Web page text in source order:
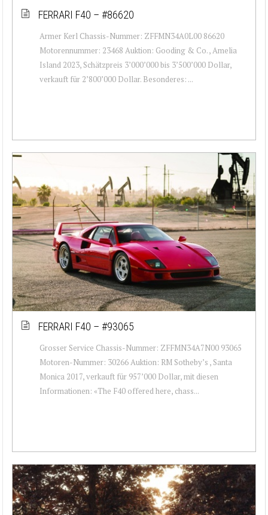
FERRARI F40 – #86620
Armer Kerl Chassis-Nummer: ZFFMN34A0L00 86620
Motorennummer: 23468 Auktion: Gooding & Co. , Amelia
Island 2023, Schätzpreis 3’000’000 bis 3’500’000 Dollar,
verkauft für 2’800’000 Dollar. Besonderes: ...
FERRARI F40 – #93065
Grosser Service Chassis-Nummer: ZFFMN34A7N00 93065
Motoren-Nummer: 30266 Auktion: RM Sotheby’s , Santa
Monica 2017, verkauft für 957’000 Dollar, mit diesen
Informationen: «The F40 offered here, chass...